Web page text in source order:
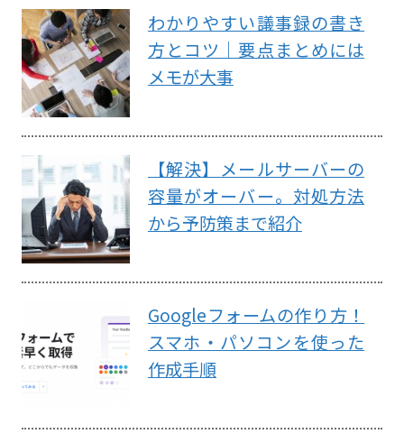
わかりやすい議事録の書き
方とコツ｜要点まとめには
メモが大事
【解決】メールサーバーの
容量がオーバー。対処方法
から予防策まで紹介
Googleフォームの作り方！
スマホ・パソコンを使った
作成手順